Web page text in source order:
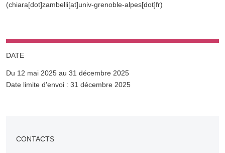
(chiara[dot]zambelli[at]univ-grenoble-alpes[dot]fr)
DATE
Du 12 mai 2025 au 31 décembre 2025
Complément date
Date limite d'envoi : 31 décembre 2025
CONTACTS